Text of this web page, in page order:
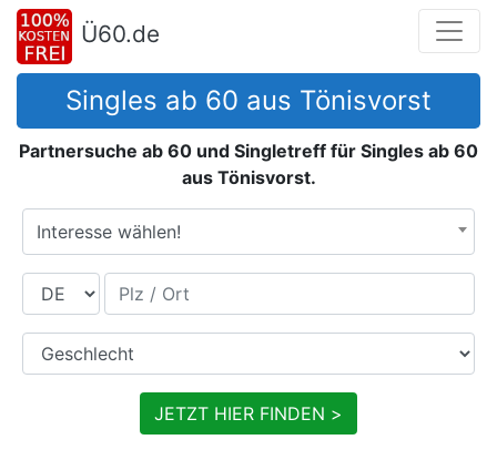
Ü60.de
Singles ab 60 aus Tönisvorst
Partnersuche ab 60 und Singletreff für Singles ab 60
aus Tönisvorst.
Interesse wählen!
Land Plz / Ort
Geschlecht
JETZT HIER FINDEN >